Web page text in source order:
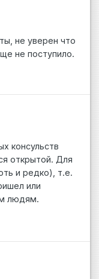
не уверен что
не поступило.
консульств
открытой. Для
и редко), т.е.
или
людям.